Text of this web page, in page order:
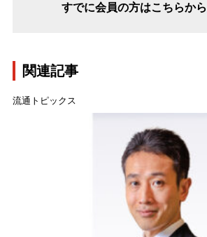
すでに会員の方はこちらから
関連記事
流通トピックス